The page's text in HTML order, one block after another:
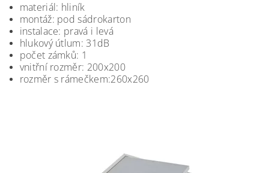
materiál: hliník
montáž: pod sádrokarton
instalace: pravá i levá
hlukový útlum: 31dB
počet zámků: 1
vnitřní rozměr: 200x200
rozměr s rámečkem:260x260